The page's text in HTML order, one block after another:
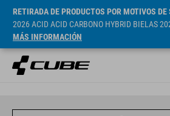
RETIRADA DE PRODUCTOS POR MOTIVOS DE
2026 ACID ACID CARBONO HYBRID BIELAS
MÁS INFORMACIÓN